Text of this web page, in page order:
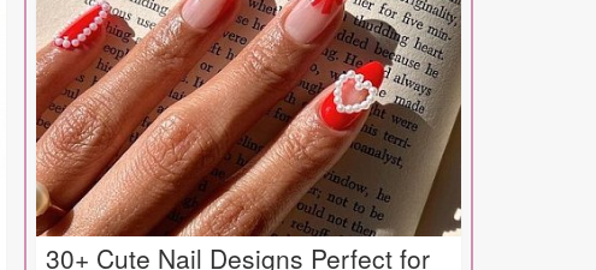
30+ Cute Nail Designs Perfect for